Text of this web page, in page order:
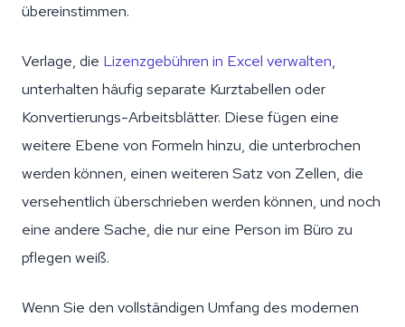
übereinstimmen.
Verlage, die Lizenzgebühren in Excel verwalten,
unterhalten häufig separate Kurztabellen oder
Konvertierungs-Arbeitsblätter. Diese fügen eine
weitere Ebene von Formeln hinzu, die unterbrochen
werden können, einen weiteren Satz von Zellen, die
versehentlich überschrieben werden können, und noch
eine andere Sache, die nur eine Person im Büro zu
pflegen weiß.
Wenn Sie den vollständigen Umfang des modernen